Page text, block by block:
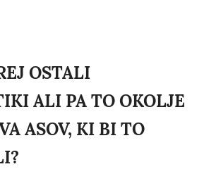
OSTALI
ALI PA TO OKOLJE
ASOV, KI BI TO